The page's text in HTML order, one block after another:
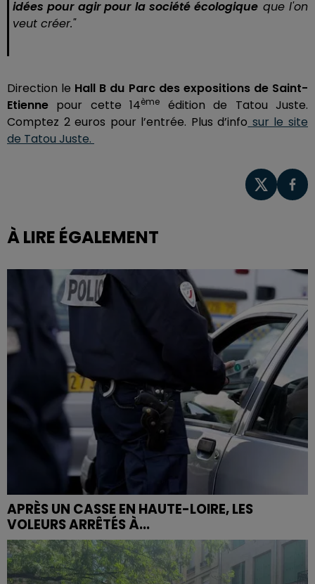
idées pour agir pour la société écologique que l'on
veut créer."
Direction le Hall B du Parc des expositions de Saint-
Etienne pour cette 14ème
édition de Tatou Juste.
Comptez 2 euros pour l’entrée. Plus d’info sur le site
de Tatou Juste.
À LIRE ÉGALEMENT
APRÈS UN CASSE EN HAUTE-LOIRE, LES
VOLEURS ARRÊTÉS À...